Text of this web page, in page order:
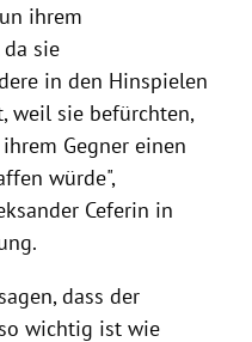
ihrem
sie
in den Hinspielen
weil sie befürchten,
Gegner einen
würde",
Ceferin in
dass der
​​wichtig ist wie